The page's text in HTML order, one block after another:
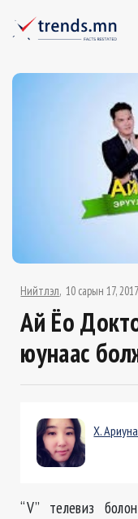
Нийтлэл 10 сарын 17, 2017
Ай Ёо
юунаас болж
Х.
“V” телевиз